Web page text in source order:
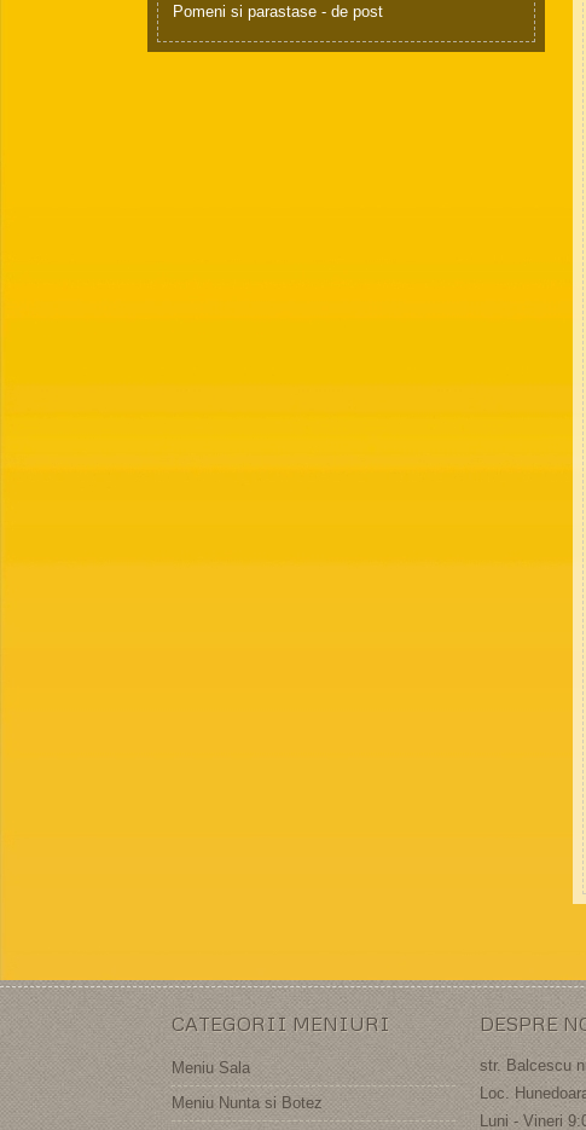
Pomeni si parastase - de post
CATEGORII MENIURI
Meniu Sala
Meniu Nunta si Botez
DESPRE
str. Balcescu
Loc.
Luni - Vineri